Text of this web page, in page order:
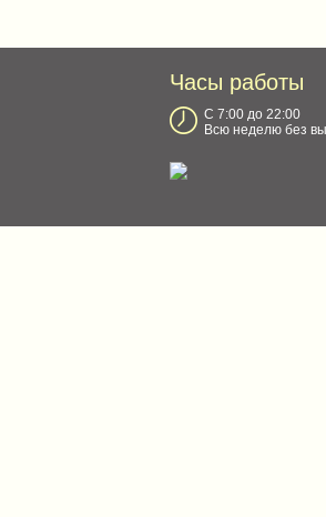
Часы работы
С 7:00 до 22:00
Всю неделю без